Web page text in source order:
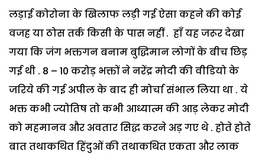
लड़ाई कोरोना के खिलाफ लड़ी गई ऐसा कहने की कोई
वजह या ठोस तर्क किसी के पास नहीं . हाँ यह जरूर देखा
गया कि जंग भक्तगन बनाम बुद्धिमान लोगों के बीच छिड़
गई थी . 8 – 10 करोड़ भक्तों ने नरेंद्र मोदी की वीडियो के
जरिये की गई अपील के बाद ही मोर्चा संभाल लिया था . ये
भक्त कभी ज्योतिष तो कभी आध्यात्म की आड़ लेकर मोदी
को महमानव और अवतार सिद्ध करने अड़ गए थे . होते होते
बात तथाकथित हिंदुओं की तथाकथित एकता और लाक